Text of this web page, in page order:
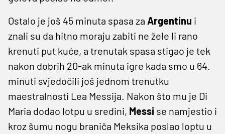
Ostalo je još 45 minuta spasa za Argentinu i
znali su da hitno moraju zabiti ne žele li rano
krenuti put kuće, a trenutak spasa stigao je tek
nakon dobrih 20-ak minuta igre kada smo u 64.
minuti svjedočili još jednom trenutku
maestralnosti Lea Messija. Nakon što mu je Di
Maria dodao lotpu u sredini, Messi se namjestio i
kroz šumu nogu braniča Meksika poslao loptu u